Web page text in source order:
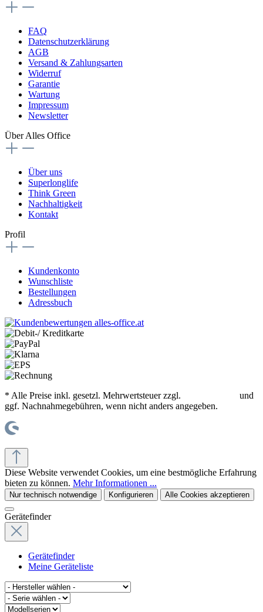
FAQ
Datenschutzerklärung
AGB
Versand & Zahlungsarten
Widerruf
Garantie
Wartung
Impressum
Newsletter
Über Alles Office
Über uns
Superlonglife
Think Green
Nachhaltigkeit
Kontakt
Profil
Kundenkonto
Wunschliste
Bestellungen
Adressbuch
* Alle Preise inkl. gesetzl. Mehrwertsteuer zzgl.
und
ggf. Nachnahmegebühren, wenn nicht anders angegeben.
Diese Website verwendet Cookies, um eine bestmögliche Erfahrung
bieten zu können. Mehr Informationen ...
Nur technisch notwendige Konfigurieren Alle Cookies akzeptieren
Gerätefinder
Gerätefinder
Meine Geräteliste